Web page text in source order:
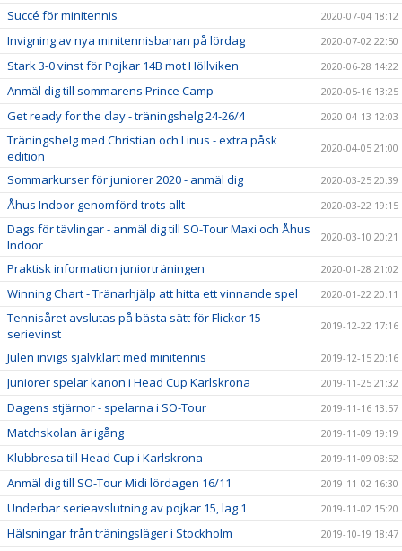
Succé för minitennis 2020-07-04 18:12
Invigning av nya minitennisbanan på lördag 2020-07-02 22:50
Stark 3-0 vinst för Pojkar 14B mot Höllviken 2020-06-28 14:22
Anmäl dig till sommarens Prince Camp 2020-05-16 13:25
Get ready for the clay - träningshelg 24-26/4 2020-04-13 12:03
Träningshelg med Christian och Linus - extra påsk
edition
2020-04-05 21:00
Sommarkurser för juniorer 2020 - anmäl dig 2020-03-25 20:39
Åhus Indoor genomförd trots allt 2020-03-22 19:15
Dags för tävlingar - anmäl dig till SO-Tour Maxi och Åhus
Indoor
2020-03-10 20:21
Praktisk information juniorträningen 2020-01-28 21:02
Winning Chart - Tränarhjälp att hitta ett vinnande spel 2020-01-22 20:11
Tennisåret avslutas på bästa sätt för Flickor 15 -
serievinst
2019-12-22 17:16
Julen invigs självklart med minitennis 2019-12-15 20:16
Juniorer spelar kanon i Head Cup Karlskrona 2019-11-25 21:32
Dagens stjärnor - spelarna i SO-Tour 2019-11-16 13:57
Matchskolan är igång 2019-11-09 19:19
Klubbresa till Head Cup i Karlskrona 2019-11-09 08:52
Anmäl dig till SO-Tour Midi lördagen 16/11 2019-11-02 16:30
Underbar serieavslutning av pojkar 15, lag 1 2019-11-02 15:20
Hälsningar från träningsläger i Stockholm 2019-10-19 18:47